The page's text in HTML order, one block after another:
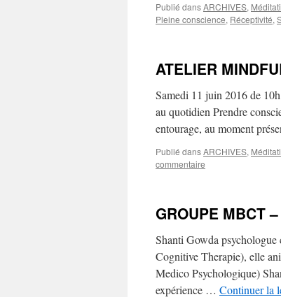
Publié dansARCHIVES,
Pleine conscience, Réceptivité,
ATELIER
Samedi 11 juin 2016 de
au quotidien Prendre
entourage, au moment
Publié dansARCHIVES,
commentaire
GROUPE MBCT
Shanti Gowda
Cognitive Therapie), elle
Medico Psychologique)
expérience … Continuer la